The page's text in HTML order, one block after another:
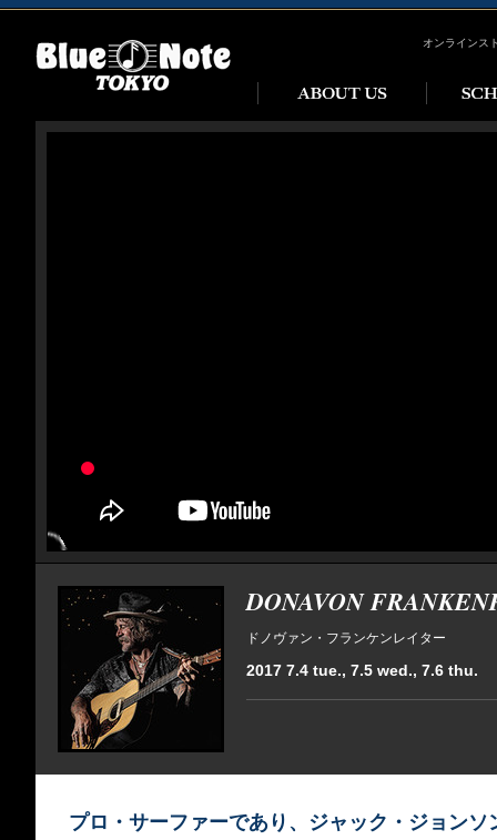
オンラインス
DONAVON
ドノヴァン・フランケンレイター
2017 7.4 tue., 7.5 wed., 7.6 thu.
プロ・サーファーであり、ジャック・ジョンソ